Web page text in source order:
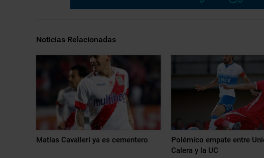
Noticias Relacionadas
Matías Cavalleri ya es cementero
Polémico empate entre
Calera y la UC